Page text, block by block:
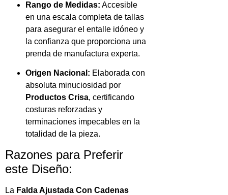
Rango de Medidas: Accesible
en una escala completa de tallas
para asegurar el entalle idóneo y
la confianza que proporciona una
prenda de manufactura experta.
Origen Nacional: Elaborada con
absoluta minuciosidad por
Productos Crisa, certificando
costuras reforzadas y
terminaciones impecables en la
totalidad de la pieza.
Razones para Preferir
este Diseño:
La Falda Ajustada Con Cadenas